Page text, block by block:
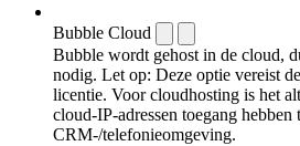
Bubble Cloud
Bubble wordt gehost in de cloud,
nodig. Let op: Deze optie vereist
licentie. Voor cloudhosting is het
cloud-IP-adressen toegang hebben
CRM-/telefonieomgeving.